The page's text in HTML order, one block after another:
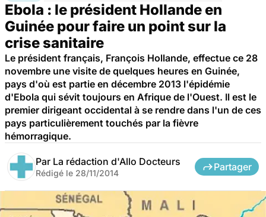
Ebola : le président Hollande en
Guinée pour faire un point sur la
crise sanitaire
Le président français, François Hollande, effectue ce 28
novembre une visite de quelques heures en Guinée,
pays d'où est partie en décembre 2013 l'épidémie
d'Ebola qui sévit toujours en Afrique de l'Ouest. Il est le
premier dirigeant occidental à se rendre dans l'un de ces
pays particulièrement touchés par la fièvre
hémorragique.
Par La rédaction d'Allo Docteurs
Rédigé le 28/11/2014
Partager